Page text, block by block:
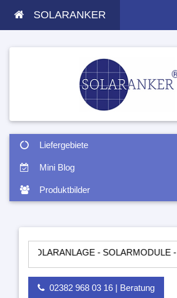
SOLARANKER
Liefergebiete
Mini Blog
Produktbilder
- SOLARMODULE -
02382 968 03 16 | Beratung